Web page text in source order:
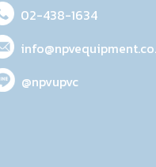
02-438-1634
@npvupvc